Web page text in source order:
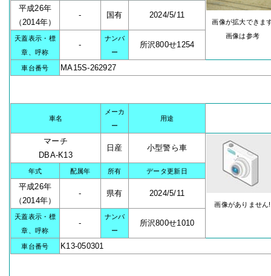
画像が拡大できま
画像は参考
平成26年
（2014年）
- 国有 2024/5/11
天蓋表示・標
章、呼称
-
ナンバ
ー
所沢800せ1254
車台番号 MA15S-262927
車名
メーカ
ー
用途
マーチ
DBA-K13
日産 小型警ら車
画像がありません!
年式 配属年 所有 データ更新日
平成26年
（2014年）
- 県有 2024/5/11
天蓋表示・標
章、呼称
-
ナンバ
ー
所沢800せ1010
車台番号 K13-050301